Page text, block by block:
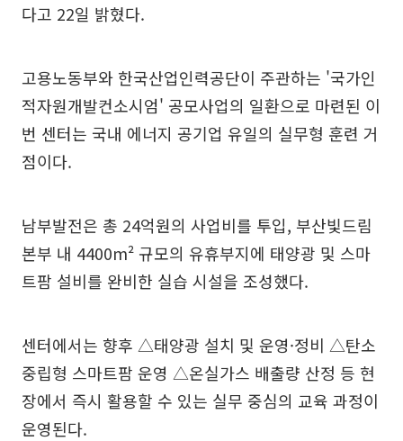
다고 22일 밝혔다.
고용노동부와 한국산업인력공단이 주관하는 '국가인
적자원개발컨소시엄' 공모사업의 일환으로 마련된 이
번 센터는 국내 에너지 공기업 유일의 실무형 훈련 거
점이다.
남부발전은 총 24억원의 사업비를 투입, 부산빛드림
본부 내 4400m² 규모의 유휴부지에 태양광 및 스마
트팜 설비를 완비한 실습 시설을 조성했다.
센터에서는 향후 △태양광 설치 및 운영·정비 △탄소
중립형 스마트팜 운영 △온실가스 배출량 산정 등 현
장에서 즉시 활용할 수 있는 실무 중심의 교육 과정이
운영된다.